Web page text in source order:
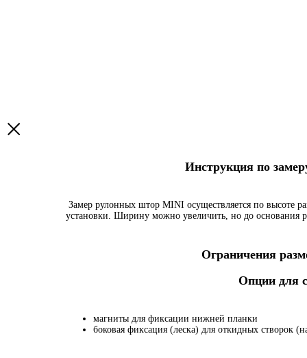
Инструкция по
Замер рулонных штор MINI осуществляется по высоте
установки. Ширину можно увеличить, но до основания
Ограничения
Опции для
магниты для фиксации нижней планки
боковая фиксация (леска) для откидных створок